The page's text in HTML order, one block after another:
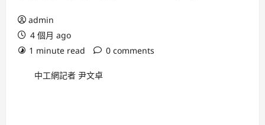
admin
4 個月 ago
1 minute read
0 comments
中工網記者 尹文卓